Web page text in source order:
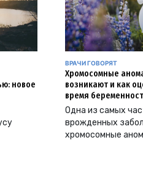
новое
ВРАЧИ ГОВОРЯТ
Хромосомные
возникают и как
время
Одна из самых
врожденных
хромосомные